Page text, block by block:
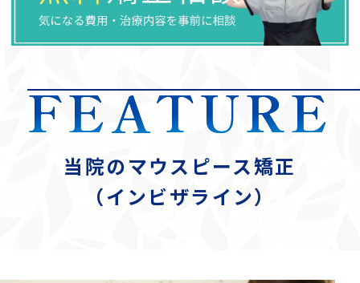
FEATURE
当院のマウスピース矯正
（インビザライン）